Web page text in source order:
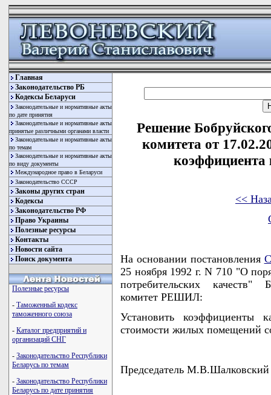
Главная
Законодательство РБ
Кодексы Беларуси
Законодательные и нормативные акты
по дате принятия
Законодательные и нормативные акты
принятые различными органами власти
Законодательные и нормативные акты
по темам
Законодательные и нормативные акты
по виду документы
Международное право в Беларуси
Законодательство СССР
Законы других стран
Кодексы
Законодательство РФ
Право Украины
Полезные ресурсы
Контакты
Новости сайта
Поиск документа
Полезные ресурсы
- Таможенный кодекс
таможенного союза
- Каталог предприятий и
организаций СНГ
- Законодательство Республики
Беларусь по темам
- Законодательство Республики
Беларусь по дате принятия
Решение
комитета от
коэффициента
<<
На основании постановления
25 ноября 1992 г. N 710 "О
потребительских качеств"
комитет РЕШИЛ:
Установить коэффициенты
стоимости жилых помещений
Председатель М.В.Шалковский